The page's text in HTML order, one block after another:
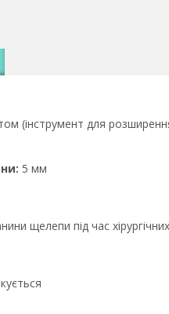
(інструмент для
5 мм
щелепи під час